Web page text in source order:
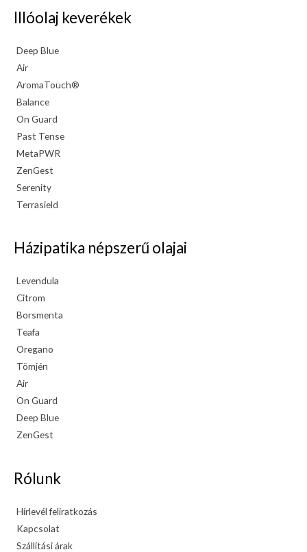
Illóolaj keverékek
Deep Blue
Air
AromaTouch®
Balance
On Guard
Past Tense
MetaPWR
ZenGest
Serenity
Terrasield
Házipatika népszerű olajai
Levendula
Citrom
Borsmenta
Teafa
Oregano
Tömjén
Air
On Guard
Deep Blue
ZenGest
Rólunk
Hírlevél feliratkozás
Kapcsolat
Szállítási árak